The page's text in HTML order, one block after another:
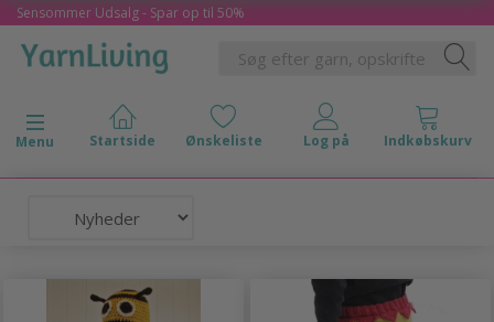
Sensommer Udsalg - Spar op til 50%
Skifte navigation
Menu